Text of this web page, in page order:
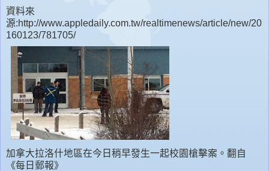
資料來
源:http://www.appledaily.com.tw/realtimenews/article/new/20
160123/781705/
加拿大拉洛什地區在今日稍早發生一起校園槍擊案。翻自
《每日郵報》